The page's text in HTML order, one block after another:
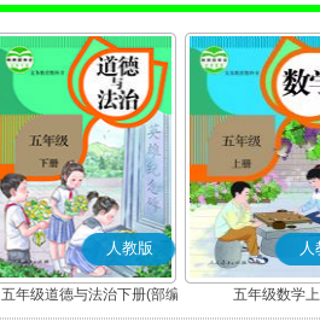
人教版
五年级道德与法治下册(部编
版)
人
五年级数学